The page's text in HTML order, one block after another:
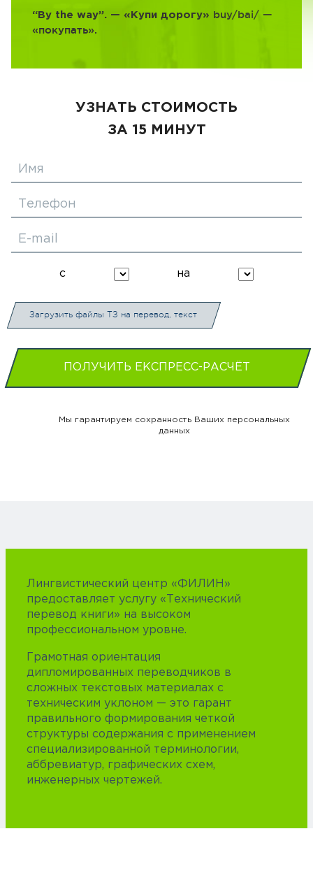
“By the way”. — «Купи дорогу» buy/bai/ —
«покупать».
УЗНАТЬ СТОИМОСТЬ
ЗА 15 МИНУТ
Имя
Телефон
E-mail
с на
Загрузить файлы ТЗ на перевод, текст
ПОЛУЧИТЬ ЕКСПРЕСС-РАСЧЁТ
Мы гарантируем сохранность Ваших персональных
данных
Лингвистический центр «ФИЛИН»
предоставляет услугу «Технический
перевод книги» на высоком
профессиональном уровне.
Грамотная ориентация
дипломированных переводчиков в
сложных текстовых материалах с
техническим уклоном — это гарант
правильного формирования четкой
структуры содержания с применением
специализированной терминологии,
аббревиатур, графических схем,
инженерных чертежей.